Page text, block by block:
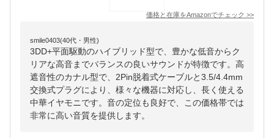
価格と在庫をAmazonでチェック >>
smile0403(40代・男性)
3DD+平面駆動のハイブリッド型で、豊かな低音からク
リアな高音までバランスの良いサウンドが特徴です。高
遮音性のカナル型で、2Pin脱着式ケーブルと3.5/4.4mm
交換式プラグにより、様々な機器に対応し、長く使える
中華イヤモニです。音の定位も良好で、この価格帯では
非常に高い音質を提供します。